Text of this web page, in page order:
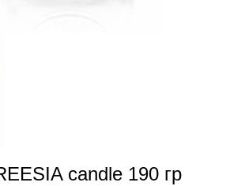
candle 190 гр